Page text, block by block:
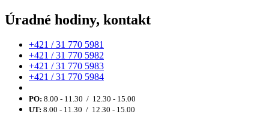
Úradné hodiny, kontakt
+421 / 31 770 5981
+421 / 31 770 5982
+421 / 31 770 5983
+421 / 31 770 5984
PO: 8.00 - 11.30 / 12.30 - 15.00
UT: 8.00 - 11.30 / 12.30 - 15.00